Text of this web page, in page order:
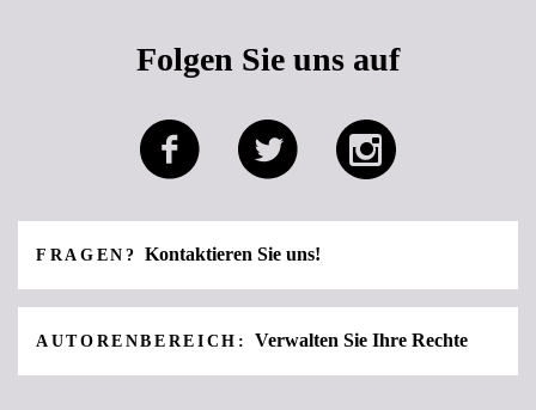
Folgen Sie uns auf
FRAGEN?Kontaktieren Sie uns!
AUTORENBEREICH:Verwalten Sie Ihre Rechte